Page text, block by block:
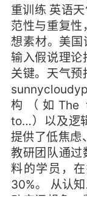
重训练 英语
范性与重复
想素材。美
输入假说理论
关键。天气预
构（如The
to…）以及逻
提供了低焦虑
教研团队通过
料的学员，
30%。 从认
动空间想象、
者听到A